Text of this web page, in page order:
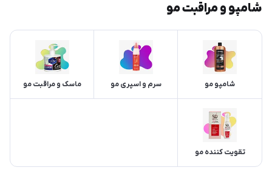
شامپو و مراقبت مو
شامپو مو سرم و اسپری مو ماسک و مراقبت مو
تقویت کننده مو